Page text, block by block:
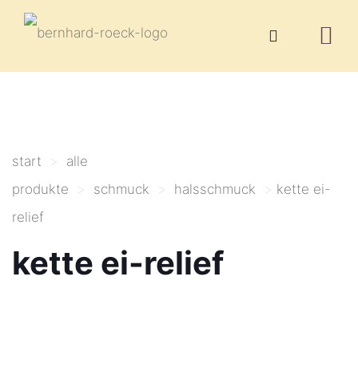
start >
alle
produkte
> schmuck > halsschmuck > kette ei-
relief
kette ei-relief